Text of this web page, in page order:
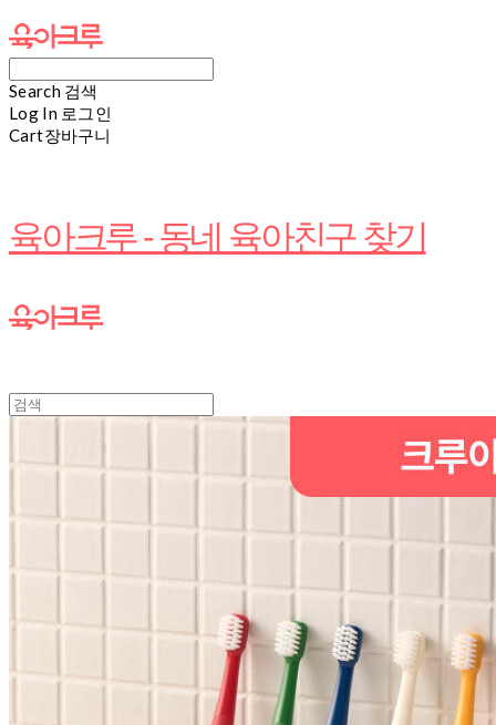
Search 검색
Log In 로그인
Cart장바구니
육아크루 - 동네 육아친구 찾기